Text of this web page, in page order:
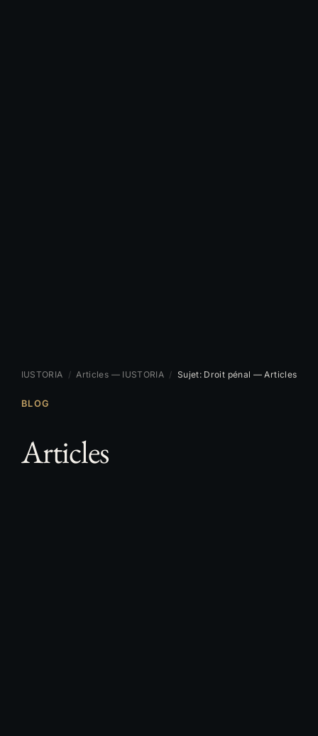
IUSTORIA / Articles — IUSTORIA / Sujet: Droit pénal — Articles
BLOG
Articles